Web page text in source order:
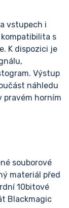
vstupech i
s
K dispozici je
Výstup
náhledu
pravém horním
souborové
materiál před
10bitové
Blackmagic